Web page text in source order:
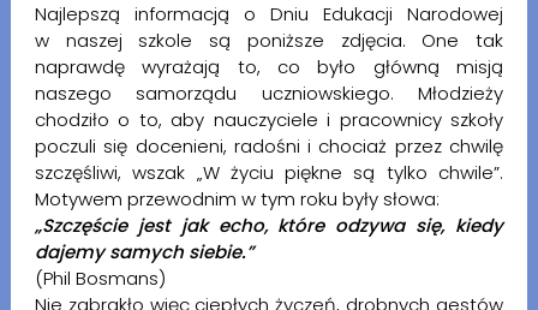
Najlepszą informacją o Dniu Edukacji Narodowej
w naszej szkole są poniższe zdjęcia. One tak
naprawdę wyrażają to, co było główną misją
naszego samorządu uczniowskiego. Młodzieży
chodziło o to, aby nauczyciele i pracownicy szkoły
poczuli się docenieni, radośni i chociaż przez chwilę
szczęśliwi, wszak „W życiu piękne są tylko chwile”.
Motywem przewodnim w tym roku były słowa:
„Szczęście jest jak echo, które odzywa się, kiedy
dajemy samych siebie.”
(Phil Bosmans)